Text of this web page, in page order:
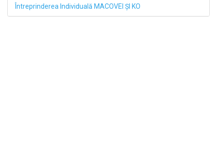
Întreprinderea Individuală MACOVEI ŞI KO